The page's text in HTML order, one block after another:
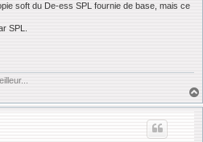
soft du De-ess SPL fournie de base, mais ce
SPL.